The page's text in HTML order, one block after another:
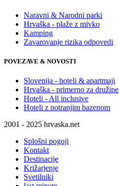
Naravni & Narodni parki
Hrvaška - plaže z mivko
Kamping
Zavarovanje rizika odpovedi
POVEZAVE & NOVOSTI
Slovenija - hoteli & apartmaji
Hrvaška - primerno za družine
Hoteli - All inclusive
Hoteli z notranjim bazenom
2001 - 2025 hrvaska.net
Splošni pogoji
Kontakt
Destinacije
Križarjenje
Svetilniki